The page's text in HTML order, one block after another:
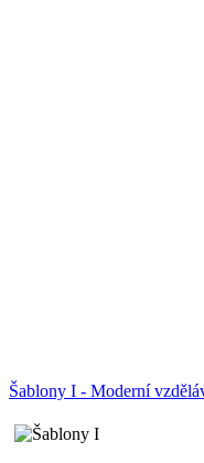
Šablony I - Moderní